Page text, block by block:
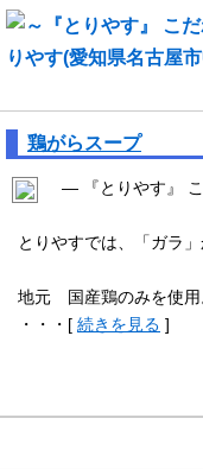
鶏がらスープ
― 『とりやす』
とりやすでは、「ガラ
地元 国産鶏のみを使用
・・・[ 続きを見る ]